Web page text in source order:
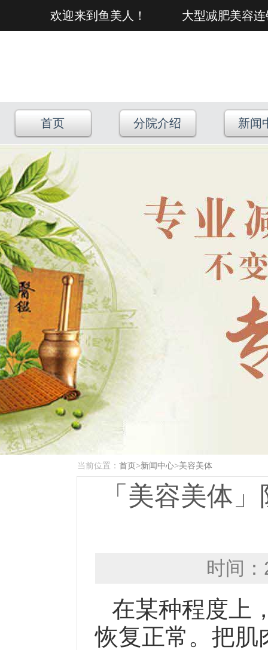
欢迎来到鱼美人！ 大型减肥美容连
首页 分院介绍 新闻
当前位置： 首页>新闻中心>美容美体
「美容美体
时间
在某种程度上
恢复正常。把肌